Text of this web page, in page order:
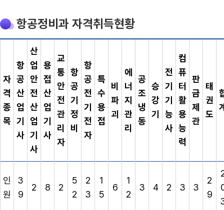
항공정비과 자격취득현황
자
격
종
목
항
공
산
업
기
사
산
업
안
전
산
업
기
사
용
접
산
업
기
사
교
통
안
전
관
리
자
항
공
기
정
비
항
공
전
기
전
자
특
수
용
접
비
파
괴
에
너
지
관
리
공
조
냉
동
승
강
기
전
기
기
능
사
컴
퓨
터
활
용
능
력
판
금
제
관
태
권
도
인
원
3
9
2 8 2
5
2
2
3
1
5
6
1
2
3 4 2 3 3
2
9